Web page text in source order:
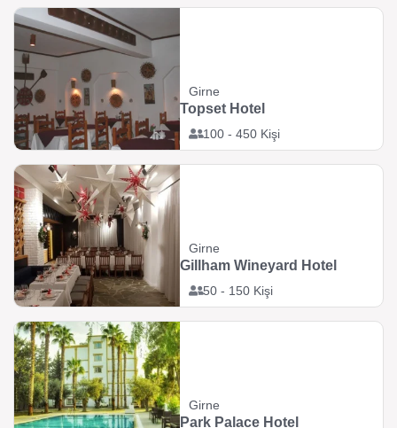
Girne
100 - 450 Kişi
Topset Hotel
Girne
50 - 150 Kişi
Gillham Wineyard Hotel
Girne
Park Palace Hotel